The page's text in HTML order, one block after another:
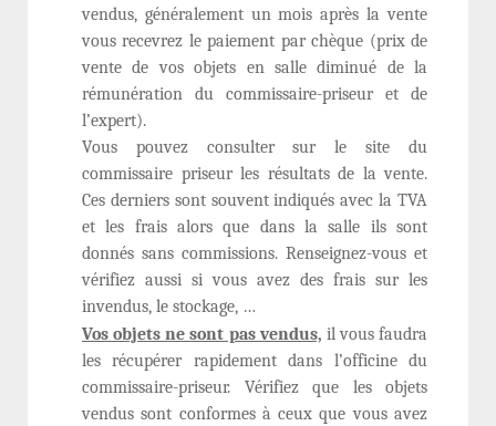
vendus, généralement un mois après la vente
vous recevrez le paiement par chèque (prix de
vente de vos objets en salle diminué de la
rémunération du commissaire-priseur et de
l’expert).
Vous pouvez consulter sur le site du
commissaire priseur les résultats de la vente.
Ces derniers sont souvent indiqués avec la TVA
et les frais alors que dans la salle ils sont
donnés sans commissions. Renseignez-vous et
vérifiez aussi si vous avez des frais sur les
invendus, le stockage, …
Vos objets ne sont pas vendus, il vous faudra
les récupérer rapidement dans l’officine du
commissaire-priseur. Vérifiez que les objets
vendus sont conformes à ceux que vous avez